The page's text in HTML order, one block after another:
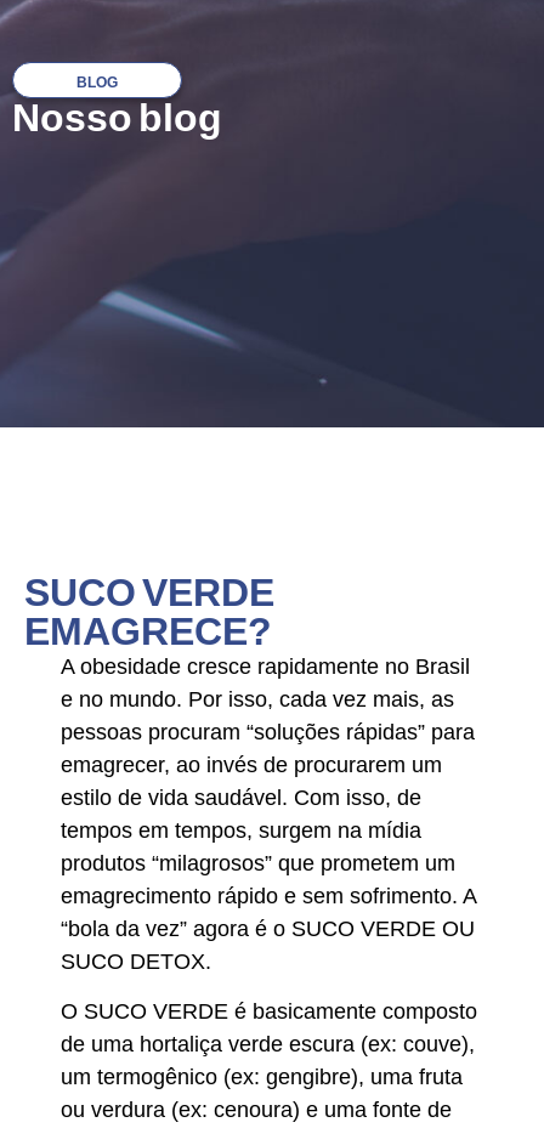
BLOG
Nosso blog
SUCO VERDE
EMAGRECE?
A obesidade cresce rapidamente no Brasil
e no mundo. Por isso, cada vez mais, as
pessoas procuram “soluções rápidas” para
emagrecer, ao invés de procurarem um
estilo de vida saudável. Com isso, de
tempos em tempos, surgem na mídia
produtos “milagrosos” que prometem um
emagrecimento rápido e sem sofrimento. A
“bola da vez” agora é o SUCO VERDE OU
SUCO DETOX.
O SUCO VERDE é basicamente composto
de uma hortaliça verde escura (ex: couve),
um termogênico (ex: gengibre), uma fruta
ou verdura (ex: cenoura) e uma fonte de